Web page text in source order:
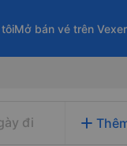
Mở bán vé trên
đi add